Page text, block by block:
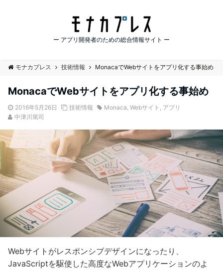
ー アプリ開発者のための総合情報サイト ー
モナカプレス 技術情報 MonacaでWebサイトをアプリ化する事始め
MonacaでWebサイトをアプリ化する事始め
2016年5月26日 技術情報 Monaca, Webサイト , アプリ
中津川篤司
Webサイトがレスポンシブデザインになったり、
JavaScriptを駆使した高度なWebアプリケーションのよ